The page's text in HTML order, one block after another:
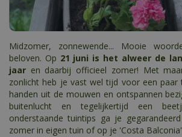
Midzomer, zonnewende... Mooie
beloven. Op 21 juni is het alweer de
jaar en daarbij officieel zomer! Met
zonlicht heb je vast wel tijd voor een paar
handen uit de mouwen en ontspannen
buitenlucht en tegelijkertijd een
onderstaande tuintips ga je
zomer in eigen tuin of op je 'Costa